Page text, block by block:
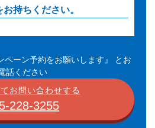
持ちください。
ペーン予約をお願いします』 とお
話ください
お問い合わせする
228-3255